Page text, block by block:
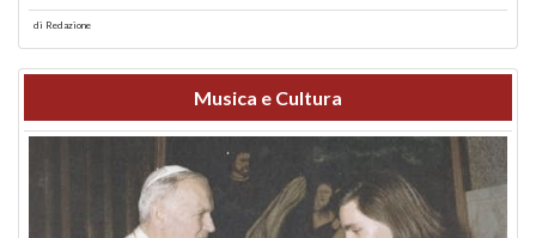
di Redazione
Musica e Cultura